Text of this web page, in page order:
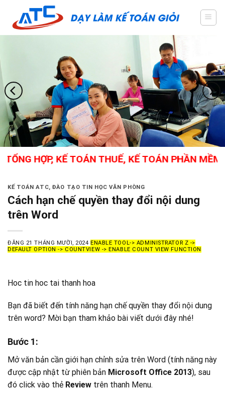
content
HỢP, KẾ TOÁN THUẾ, KẾ TOÁN PHẦN MỀM,
KẾ TOÁN ATC,ĐÀO TẠO TIN HỌC VĂN PHÒNG
Cách hạn chế quyền thay đổi nội dung
trên Word
ĐĂNG 21 THÁNG MƯỜI, 2024 ENABLE TOOL-> ADMINISTRATOR Z ->
DEFAULT OPTION -> COUNTVIEW -> ENABLE COUNT VIEW FUNCTION
Hoc tin hoc tai thanh hoa
Bạn đã biết đến tính năng hạn chế quyền thay đổi nội dung
trên word? Mời bạn tham khảo bài viết dưới đây nhé!
Bước 1:
Mở văn bản cần giới hạn chỉnh sửa trên Word (tính năng này
được cập nhật từ phiên bản Microsoft Office 2013), sau
đó click vào thẻ Review trên thanh Menu.